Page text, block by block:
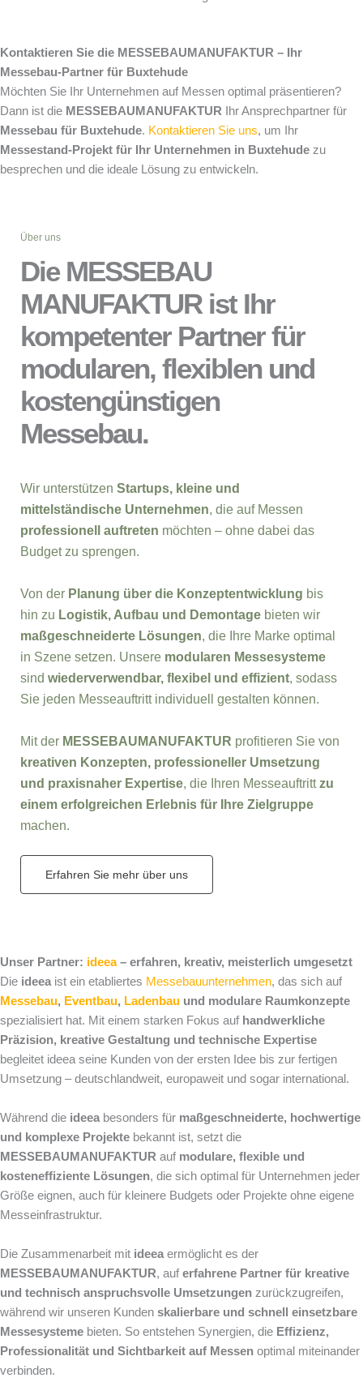
Kontaktieren Sie die MESSEBAUMANUFAKTUR – Ihr
Messebau-Partner für Buxtehude
Möchten Sie Ihr Unternehmen auf Messen optimal präsentieren?
Dann ist die MESSEBAUMANUFAKTUR Ihr Ansprechpartner für
Messebau für Buxtehude. Kontaktieren Sie uns, um Ihr
Messestand-Projekt für Ihr Unternehmen in Buxtehude zu
besprechen und die ideale Lösung zu entwickeln.
Über uns
Die MESSEBAU
MANUFAKTUR ist Ihr
kompetenter Partner für
modularen, flexiblen und
kostengünstigen
Messebau.
Wir unterstützen Startups, kleine und
mittelständische Unternehmen, die auf Messen
professionell auftreten möchten – ohne dabei das
Budget zu sprengen.
Von der Planung über die Konzeptentwicklung bis
hin zu Logistik, Aufbau und Demontage bieten wir
maßgeschneiderte Lösungen, die Ihre Marke optimal
in Szene setzen. Unsere modularen Messesysteme
sind wiederverwendbar, flexibel und effizient, sodass
Sie jeden Messeauftritt individuell gestalten können.
Mit der MESSEBAUMANUFAKTUR profitieren Sie von
kreativen Konzepten, professioneller Umsetzung
und praxisnaher Expertise, die Ihren Messeauftrittzu
einem erfolgreichen Erlebnis für Ihre Zielgruppe
machen.
Erfahren Sie mehr über uns
Unser Partner: ideea– erfahren, kreativ, meisterlich umgesetzt
Die ideea ist ein etabliertes Messebauunternehmen, das sich auf
Messebau, Eventbau, Ladenbau und modulare Raumkonzepte
spezialisiert hat. Mit einem starken Fokus auf handwerkliche
Präzision, kreative Gestaltung und technische Expertise
begleitet ideea seine Kunden von der ersten Idee bis zur fertigen
Umsetzung – deutschlandweit, europaweit und sogar international.
Während die ideea besonders für maßgeschneiderte, hochwertige
und komplexe Projekte bekannt ist, setzt die
MESSEBAUMANUFAKTUR auf modulare, flexible und
kosteneffiziente Lösungen, die sich optimal für Unternehmen jeder
Größe eignen, auch für kleinere Budgets oder Projekte ohne eigene
Messeinfrastruktur.
Die Zusammenarbeit mit ideea ermöglicht es der
MESSEBAUMANUFAKTUR, auf erfahrene Partner für kreative
und technisch anspruchsvolle Umsetzungen zurückzugreifen,
während wir unseren Kunden skalierbare und schnell einsetzbare
Messesysteme bieten. So entstehen Synergien, die Effizienz,
Professionalität und Sichtbarkeit auf Messen optimal miteinander
verbinden.